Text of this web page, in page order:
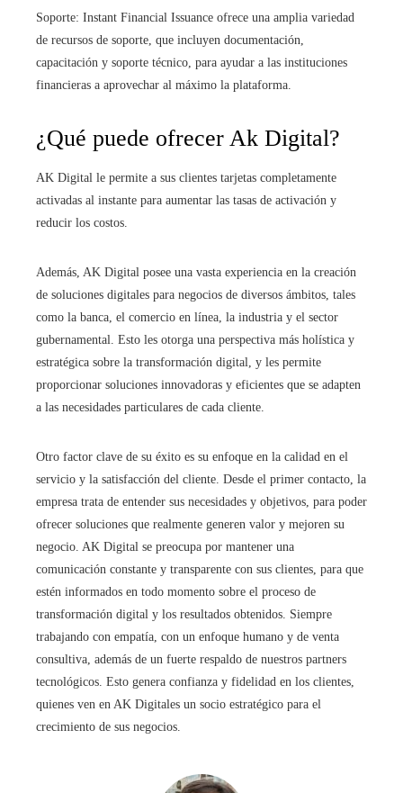
Soporte: Instant Financial Issuance ofrece una amplia variedad
de recursos de soporte, que incluyen documentación,
capacitación y soporte técnico, para ayudar a las instituciones
financieras a aprovechar al máximo la plataforma.
¿Qué puede ofrecer Ak Digital?
AK Digital le permite a sus clientes tarjetas completamente
activadas al instante para aumentar las tasas de activación y
reducir los costos.
Además, AK Digital posee una vasta experiencia en la creación
de soluciones digitales para negocios de diversos ámbitos, tales
como la banca, el comercio en línea, la industria y el sector
gubernamental. Esto les otorga una perspectiva más holística y
estratégica sobre la transformación digital, y les permite
proporcionar soluciones innovadoras y eficientes que se adapten
a las necesidades particulares de cada cliente.
Otro factor clave de su éxito es su enfoque en la calidad en el
servicio y la satisfacción del cliente. Desde el primer contacto, la
empresa trata de entender sus necesidades y objetivos, para poder
ofrecer soluciones que realmente generen valor y mejoren su
negocio. AK Digital se preocupa por mantener una
comunicación constante y transparente con sus clientes, para que
estén informados en todo momento sobre el proceso de
transformación digital y los resultados obtenidos. Siempre
trabajando con empatía, con un enfoque humano y de venta
consultiva, además de un fuerte respaldo de nuestros partners
tecnológicos. Esto genera confianza y fidelidad en los clientes,
quienes ven en AK Digitales un socio estratégico para el
crecimiento de sus negocios.